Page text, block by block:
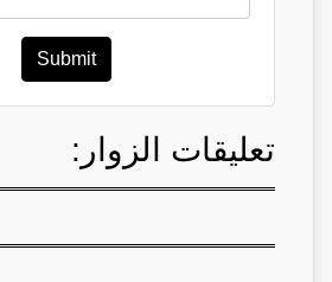
Submit
تعليقات الزوار: